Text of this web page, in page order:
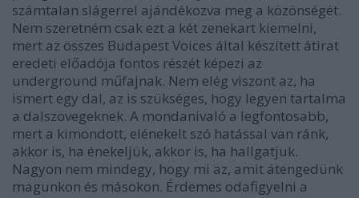
számtalan slágerrel ajándékozva meg a közönségét.
Nem szeretném csak ezt a két zenekart kiemelni,
mert az összes Budapest Voices által készített átirat
eredeti előadója fontos részét képezi az
underground műfajnak. Nem elég viszont az, ha
ismert egy dal, az is szükséges, hogy legyen tartalma
a dalszövegeknek. A mondanivaló a legfontosabb,
mert a kimondott, elénekelt szó hatással van ránk,
akkor is, ha énekeljük, akkor is, ha hallgatjuk.
Nagyon nem mindegy, hogy mi az, amit átengedünk
magunkon és másokon. Érdemes odafigyelni a